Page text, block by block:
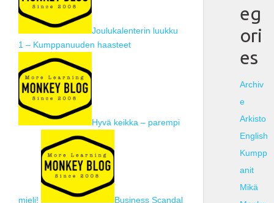
Joulukalenterin luukku
1 – Kumppanuuden haasteet
Hyvä keikka – parempi
mieli!
Business Scandal
eg
ori
es
Archiv
e
Arkisto
English
Kumpp
anit
Mikä